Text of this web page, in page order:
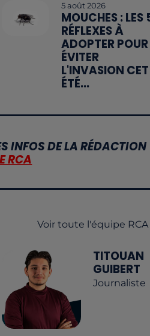
5 août 2026
MOUCHES : LES
RÉFLEXES À
ADOPTER POUR
ÉVITER
L'INVASION CET
ÉTÉ...
INFOS DE LA RÉDACTION
RCA
Voir toute l'équipe RCA
TITOUAN
GUIBERT
Journaliste